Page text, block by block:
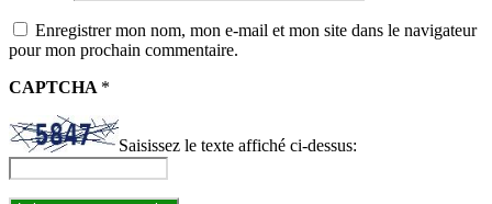
Enregistrer mon nom, mon e-mail et mon site dans le navigateur
pour mon prochain commentaire.
CAPTCHA *
Saisissez le texte affiché ci-dessus: